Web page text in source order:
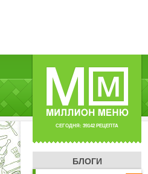
СЕГОДНЯ: 39142 РЕЦЕПТА
БЛОГИ